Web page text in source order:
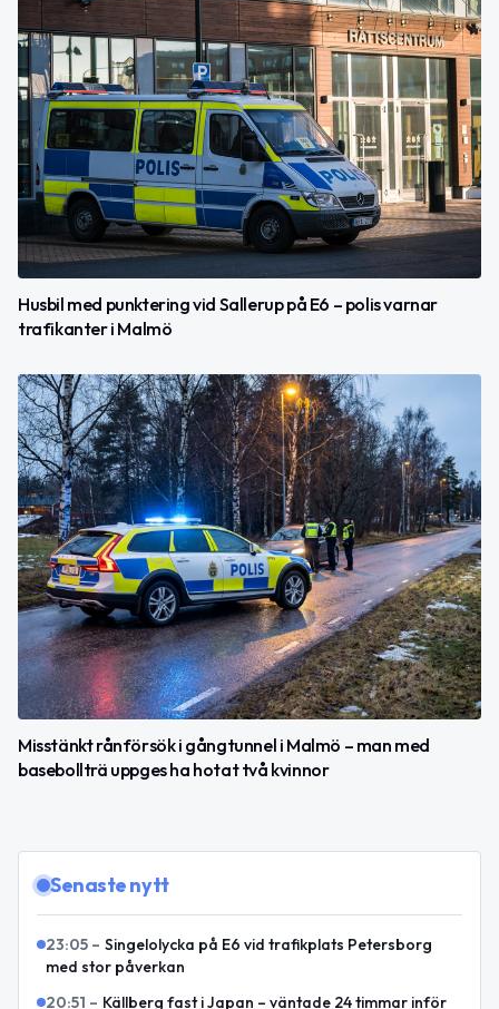
Husbil med punktering vid Sallerup på E6 – polis varnar
trafikanter i Malmö
Misstänkt rånförsök i gångtunnel i Malmö – man med
basebollträ uppges ha hotat två kvinnor
Senaste nytt
23:05 – Singelolycka på E6 vid trafikplats Petersborg
med stor påverkan
20:51 – Källberg fast i Japan – väntade 24 timmar inför